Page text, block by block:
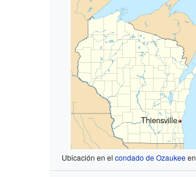
Thiensville
Ubicación en el condado de Ozaukeeen